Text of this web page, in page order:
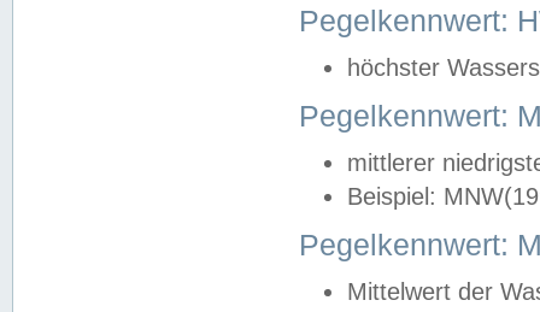
Pegelkennwert:
höchster
Pegelkennwert:
mittlerer
Beispiel:
Pegelkennwert:
Mittelwert der